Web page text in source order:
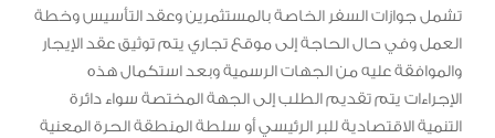
تشمل جوازات السفر الخاصة بالمستثمرين وعقد التأسيس وخطة
العمل وفي حال الحاجة إلى موقع تجاري يتم توثيق عقد الإيجار
والموافقة عليه من الجهات الرسمية وبعد استكمال هذه
الإجراءات يتم تقديم الطلب إلى الجهة المختصة سواء دائرة
التنمية الاقتصادية للبر الرئيسي أو سلطة المنطقة الحرة المعنية